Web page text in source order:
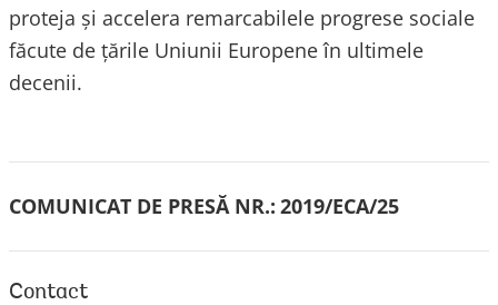
proteja și accelera remarcabilele progrese sociale
făcute de țările Uniunii Europene în ultimele
decenii.
COMUNICAT DE PRESĂ NR.: 2019/ECA/25
Contact